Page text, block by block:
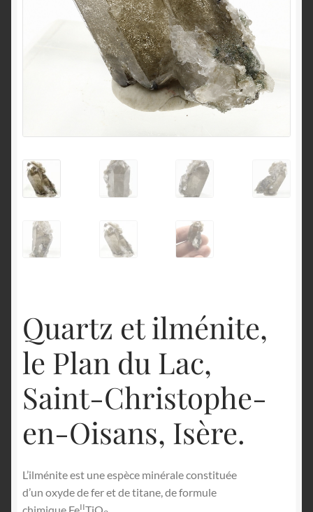
Quartz et ilménite,
le Plan du Lac,
Saint-Christophe-
en-Oisans, Isère.
L’ilménite est une espèce minérale constituée
d’un oxyde de fer et de titane, de formule
II